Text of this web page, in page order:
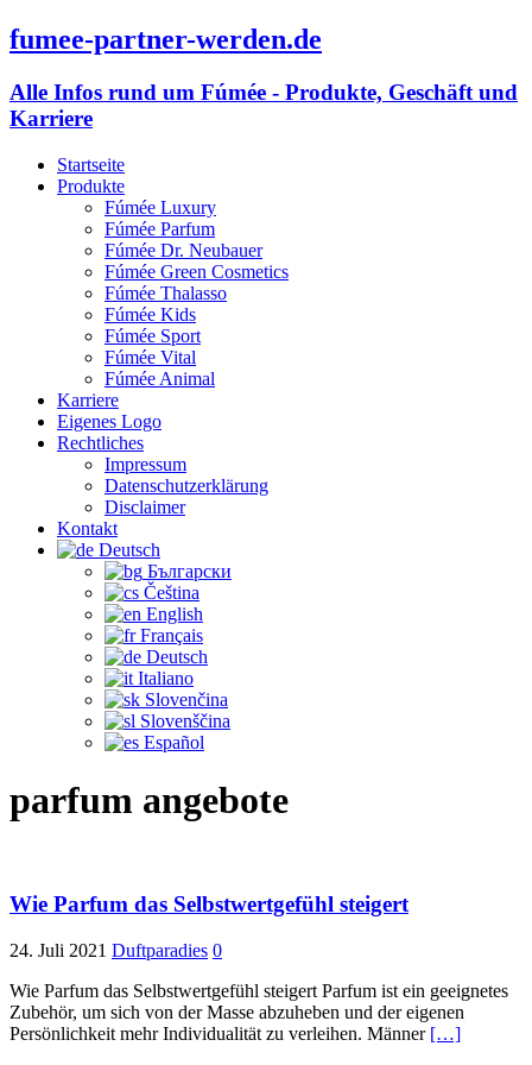
fumee-partner-werden.de
Alle Infos rund um Fúmée - Produkte, Geschäft und
Karriere
Startseite
Produkte
Fúmée Luxury
Fúmée Parfum
Fúmée Dr. Neubauer
Fúmée Green Cosmetics
Fúmée Thalasso
Fúmée Kids
Fúmée Sport
Fúmée Vital
Fúmée Animal
Karriere
Eigenes Logo
Rechtliches
Impressum
Datenschutzerklärung
Disclaimer
Kontakt
Deutsch
Български
Čeština‎
English
Français
Deutsch
Italiano
Slovenčina
Slovenščina
Español
parfum angebote
Wie Parfum das Selbstwertgefühl steigert
24. Juli 2021 Duftparadies 0
Wie Parfum das Selbstwertgefühl steigert Parfum ist ein geeignetes
Zubehör, um sich von der Masse abzuheben und der eigenen
Persönlichkeit mehr Individualität zu verleihen. Männer […]